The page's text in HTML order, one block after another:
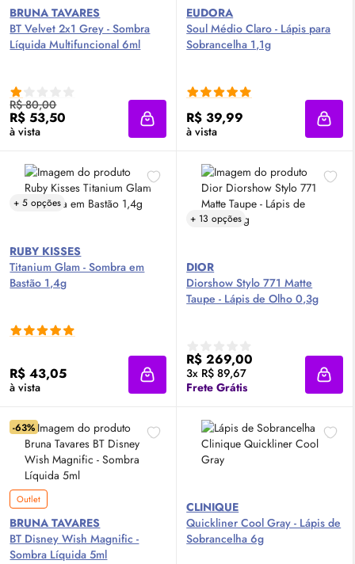
BRUNA TAVARES
BT Velvet 2x1 Grey - Sombra
Líquida Multifuncional 6ml
R$ 80,00
R$ 53,50
à vista Adicionar à sacola
EUDORA
Soul Médio Claro - Lápis para
Sobrancelha 1,1g
R$ 39,99
à vista
+ 5 opções
RUBY KISSES
Titanium Glam - Sombra em
Bastão 1,4g
R$ 43,05
à vista Adicionar à sacola
+ 13 opções
DIOR
Diorshow Stylo 771 Matte
Taupe - Lápis de Olho 0,3g
R$ 269,00
3x R$ 89,67
Frete Grátis
-63%
Outlet
BRUNA TAVARES
BT Disney Wish Magnific -
Sombra Líquida 5ml
CLINIQUE
Quickliner Cool Gray - Lápis de
Sobrancelha 6g